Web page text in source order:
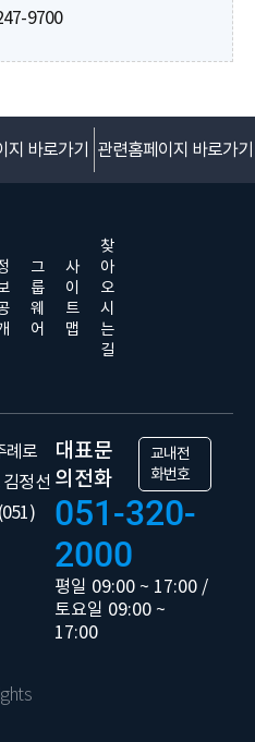
9700
지 바로가기 관련홈페이지 바로가기
그
룹
웨
어
사
이
트
맵
찾
아
오
시
는
길
례로
정선
대표문
의전화
교내전
화번호
051-320-
2000
평일 09:00 ~ 17:00 /
토요일 09:00 ~
17:00